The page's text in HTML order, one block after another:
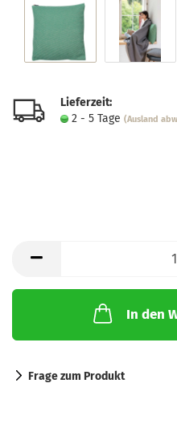
Lieferzeit:
2 - 5 Tage (Ausland
In den
Frage zum Produkt